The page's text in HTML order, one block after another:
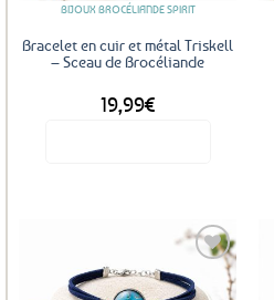
BIJOUX BROCÉLIANDE SPIRIT
Bracelet en cuir et métal Triskell
– Sceau de Brocéliande
19,99€